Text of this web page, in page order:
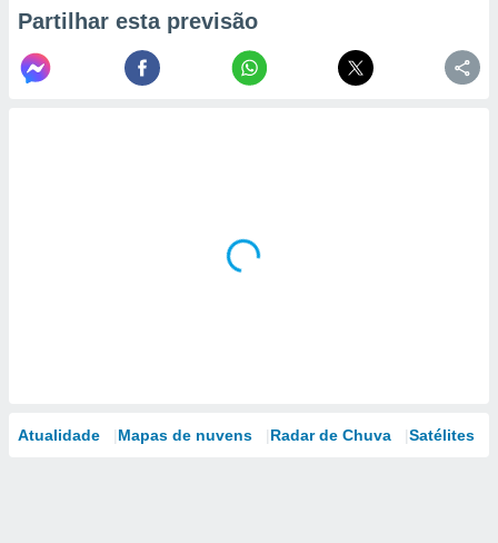
Partilhar esta previsão
Atualidade Mapas de nuvens Radar de Chuva Satélites